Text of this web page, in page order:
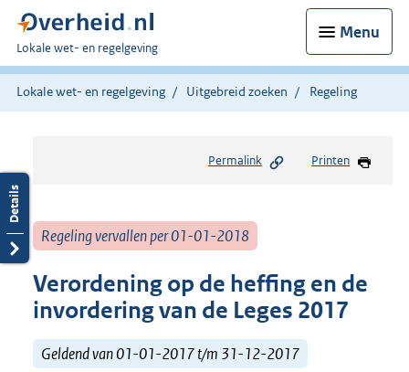
Menu
U
bent
hier:
Lokale wet- en regelgeving
Lokale wet- en regelgeving Uitgebreid zoeken Regeling
Permalink Printen
Regeling vervallen per 01-01-2018
Verordening op de heffing en de
invordering van de Leges 2017
Geldend van 01-01-2017 t/m 31-12-2017